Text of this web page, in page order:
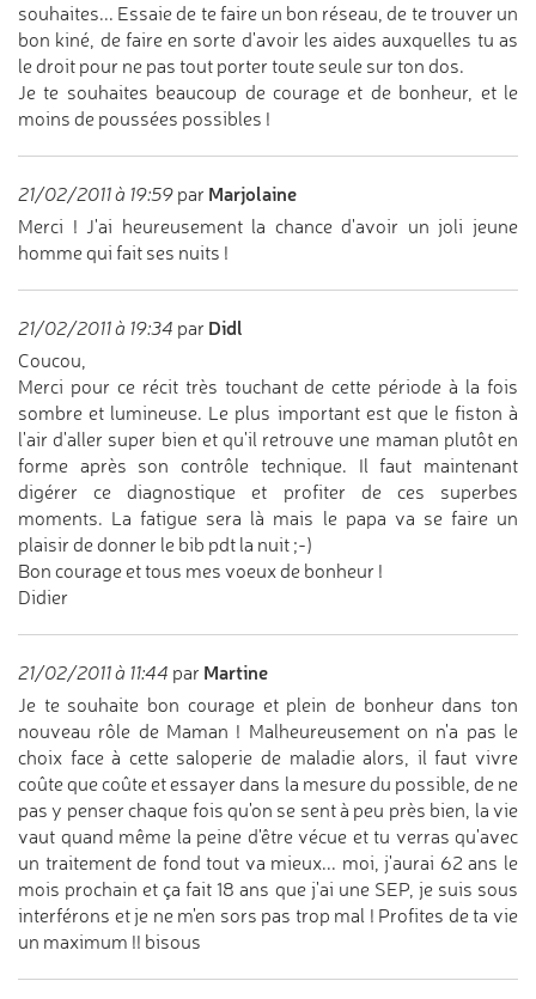
souhaites... Essaie de te faire un bon réseau, de te trouver un
bon kiné, de faire en sorte d'avoir les aides auxquelles tu as
le droit pour ne pas tout porter toute seule sur ton dos.
Je te souhaites beaucoup de courage et de bonheur, et le
moins de poussées possibles !
21/02/2011 à 19:59 par Marjolaine
Merci ! J'ai heureusement la chance d'avoir un joli jeune
homme qui fait ses nuits !
21/02/2011 à 19:34 par Didl
Coucou,
Merci pour ce récit très touchant de cette période à la fois
sombre et lumineuse. Le plus important est que le fiston à
l'air d'aller super bien et qu'il retrouve une maman plutôt en
forme après son contrôle technique. Il faut maintenant
digérer ce diagnostique et profiter de ces superbes
moments. La fatigue sera là mais le papa va se faire un
plaisir de donner le bib pdt la nuit ;-)
Bon courage et tous mes voeux de bonheur !
Didier
21/02/2011 à 11:44 par Martine
Je te souhaite bon courage et plein de bonheur dans ton
nouveau rôle de Maman ! Malheureusement on n'a pas le
choix face à cette saloperie de maladie alors, il faut vivre
coûte que coûte et essayer dans la mesure du possible, de ne
pas y penser chaque fois qu'on se sent à peu près bien, la vie
vaut quand même la peine d'être vécue et tu verras qu'avec
un traitement de fond tout va mieux... moi, j'aurai 62 ans le
mois prochain et ça fait 18 ans que j'ai une SEP, je suis sous
interférons et je ne m'en sors pas trop mal ! Profites de ta vie
un maximum !! bisous